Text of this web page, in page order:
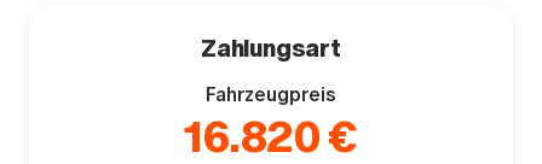
Zahlungsart
Fahrzeugpreis
16.820 €